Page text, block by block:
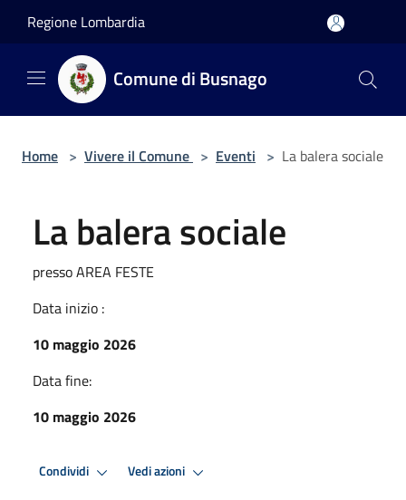
Regione Lombardia
Comune di Busnago
Home > Vivere il Comune > Eventi > La balera sociale
La balera sociale
presso AREA FESTE
Data inizio :
10 maggio 2026
Data fine:
10 maggio 2026
Condividi Vedi azioni